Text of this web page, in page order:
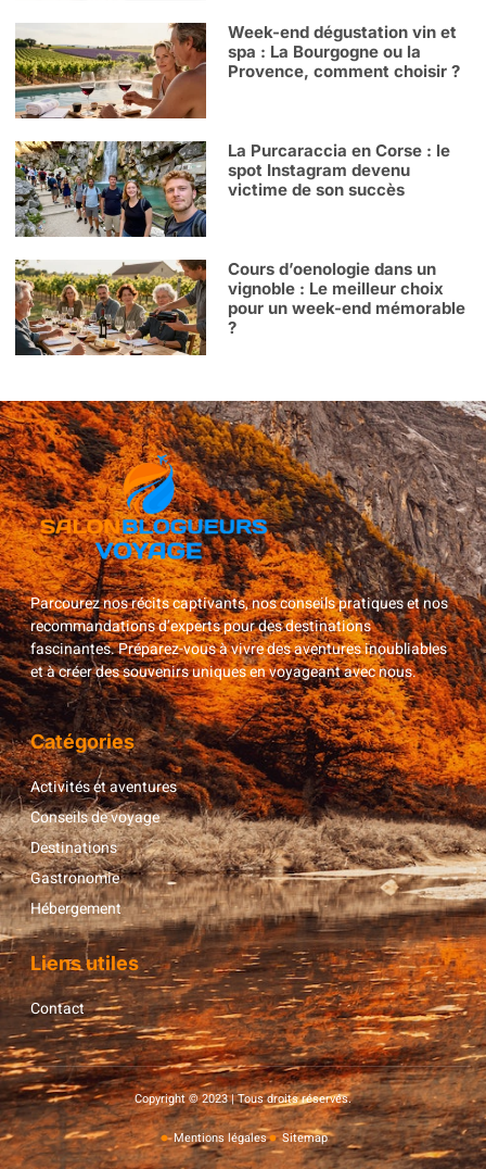
Week-end dégustation vin et
spa : La Bourgogne ou la
Provence, comment choisir ?
La Purcaraccia en Corse : le
spot Instagram devenu
victime de son succès
Cours d’oenologie dans un
vignoble : Le meilleur choix
pour un week-end mémorable
?
Parcourez nos récits captivants, nos conseils pratiques et nos
recommandations d’experts pour des destinations
fascinantes. Préparez-vous à vivre des aventures inoubliables
et à créer des souvenirs uniques en voyageant avec nous.
Catégories
Activités et aventures
Conseils de voyage
Destinations
Gastronomie
Hébergement
Liens utiles
Contact
Copyright © 2023 | Tous droits réservés.
Mentions légales Sitemap